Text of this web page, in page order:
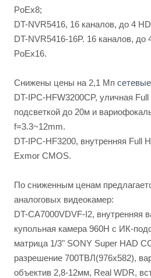
PoEx8;
DT-NVR5416, 16 каналов, до 4
DT-NVR5416-16P. 16 каналов, до
PoEx16.
Снижены цены на 2,1 Мп
DT-IPC-HFW3200CP, уличная
подсветкой до 20м и
f=3.3~12mm.
DT-IPC-HF3200, внутренняя Full
Exmor CMOS.
По сниженным ценам
аналоговых видеокамер:
DT-CA7000VDVF-I2, внутренняя
купольная камера 960H с ИК-
матрица 1/3" SONY Super HAD
разрешение 700ТВЛ(976х582),
объектив 2,8-12мм, Real WDR,